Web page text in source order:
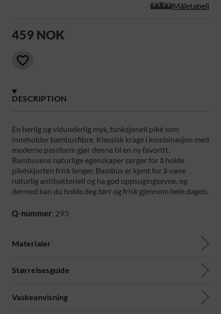
Måletabell
459 NOK
DESCRIPTION
En herlig og vidunderlig myk, funksjonell piké som
inneholder bambusfibre. Klassisk krage i kombinasjon med
moderne passform gjør denne til en ny favoritt.
Bambusens naturlige egenskaper sørger for å holde
pikéskjorten frisk lenger. Bambus er kjent for å være
naturlig antibakteriell og ha god oppsugingsevne, og
dermed kan du holde deg tørr og frisk gjennom hele dagen.
Q-nummer: 293
Materialer
Størrelsesguide
Vaskeanvisning